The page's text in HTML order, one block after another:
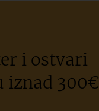
i ostvari
iznad 300€